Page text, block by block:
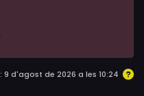
d'agost de 2026 a les 10:24